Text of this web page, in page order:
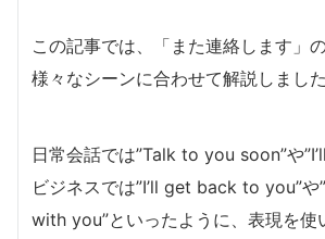
この記事では、「また連絡します」
様々なシーンに合わせて解説しました
日常会話では”Talk to you soon”や
ビジネスでは”I’ll get back to you”
with you”といったように、表現を使